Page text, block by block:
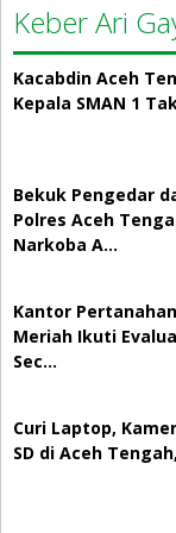
Keber Ari
Kacabdin Aceh
Kepala SMAN 1
Bekuk Pengedar
Polres Aceh
Narkoba A…
Kantor
Meriah Ikuti
Sec…
Curi Laptop,
SD di Aceh